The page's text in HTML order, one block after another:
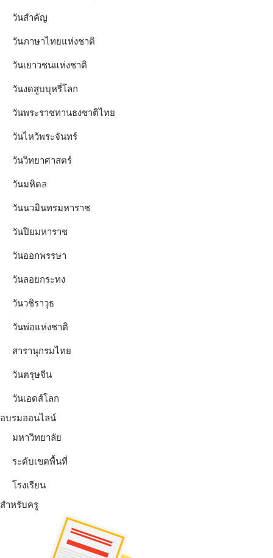
วันสำคัญ
วันภาษาไทยแห่งชาติ
วันเยาวชนแห่งชาติ
วันงดสูบบุหรี่โลก
วันพระราชทานธงชาติไทย
วันไหว้พระจันทร์​
วันวิทยาศาสตร์
วันมหิดล
วันนวมินทรมหาราช
วันปิยมหาราช
วันออกพรรษา
วันลอยกระทง
วันวชิราวุธ
วันพ่อแห่งชาติ
สารานุกรมไทย
วันตรุษจีน
วันเอดส์โลก
อบรมออนไลน์
มหาวิทยาลัย
ระดับเขตพื้นที่
โรงเรียน
สำหรับครู